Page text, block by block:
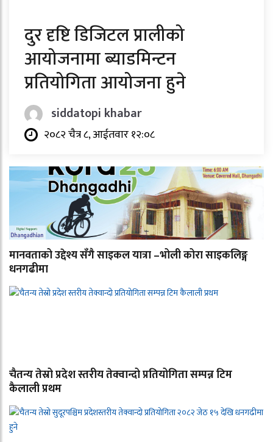
दुर दृष्टि डिजिटल प्रालीको
आयोजनामा ब्याडमिन्टन
प्रतियोगिता आयोजना हुने
siddatopi khabar
२०८२ चैत्र ८, आईतवार १२:०८
मानवताको उद्देश्य सँगै साइकल यात्रा –भोली कोरा साइकलिङ्ग
धनगढीमा
चैतन्य तेस्रो प्रदेश स्तरीय तेक्वान्दो प्रतियोगिता सम्पन्न टिम
कैलाली प्रथम